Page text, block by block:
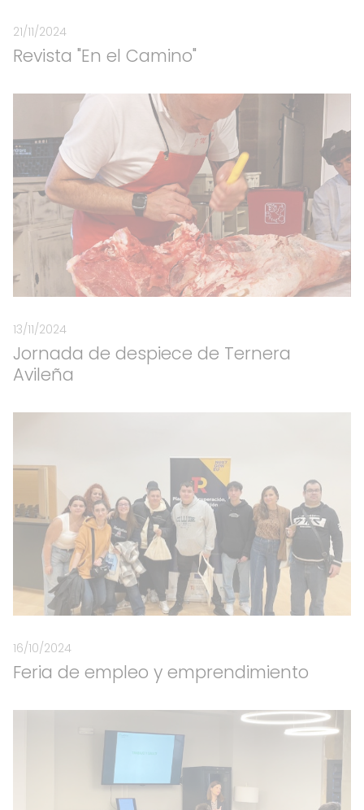
21/11/2024
Revista "En el Camino"
13/11/2024
Jornada de despiece de Ternera
Avileña
16/10/2024
Feria de empleo y emprendimiento